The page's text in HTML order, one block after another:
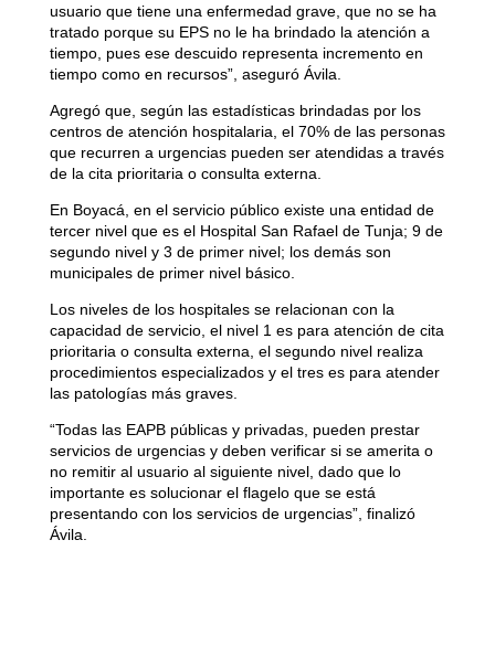
usuario que tiene una enfermedad grave, que no se ha
tratado porque su EPS no le ha brindado la atención a
tiempo, pues ese descuido representa incremento en
tiempo como en recursos”, aseguró Ávila.
Agregó que, según las estadísticas brindadas por los
centros de atención hospitalaria, el 70% de las personas
que recurren a urgencias pueden ser atendidas a través
de la cita prioritaria o consulta externa.
En Boyacá, en el servicio público existe una entidad de
tercer nivel que es el Hospital San Rafael de Tunja; 9 de
segundo nivel y 3 de primer nivel; los demás son
municipales de primer nivel básico.
Los niveles de los hospitales se relacionan con la
capacidad de servicio, el nivel 1 es para atención de cita
prioritaria o consulta externa, el segundo nivel realiza
procedimientos especializados y el tres es para atender
las patologías más graves.
“Todas las EAPB públicas y privadas, pueden prestar
servicios de urgencias y deben verificar si se amerita o
no remitir al usuario al siguiente nivel, dado que lo
importante es solucionar el flagelo que se está
presentando con los servicios de urgencias”, finalizó
Ávila.